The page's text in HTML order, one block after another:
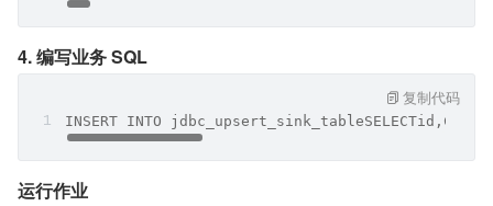
4. 编写业务 SQL
INSERT INTO
复制代码
运行作业